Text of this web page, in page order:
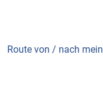
Route von / nach